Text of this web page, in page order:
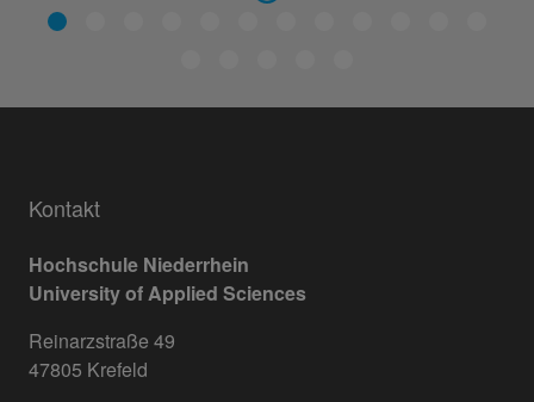
Kontakt
Hochschule Niederrhein
University of Applied Sciences
Reinarzstraße 49
47805 Krefeld